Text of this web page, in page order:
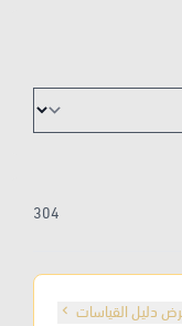
304
دليل القياسات